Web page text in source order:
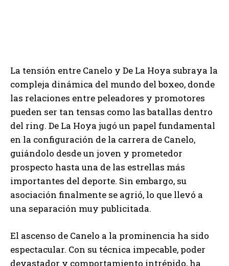
La tensión entre Canelo y De La Hoya subraya la
compleja dinámica del mundo del boxeo, donde
las relaciones entre peleadores y promotores
pueden ser tan tensas como las batallas dentro
del ring. De La Hoya jugó un papel fundamental
en la configuración de la carrera de Canelo,
guiándolo desde un joven y prometedor
prospecto hasta una de las estrellas más
importantes del deporte. Sin embargo, su
asociación finalmente se agrió, lo que llevó a
una separación muy publicitada.
El ascenso de Canelo a la prominencia ha sido
espectacular. Con su técnica impecable, poder
devastador y comportamiento intrépido, ha